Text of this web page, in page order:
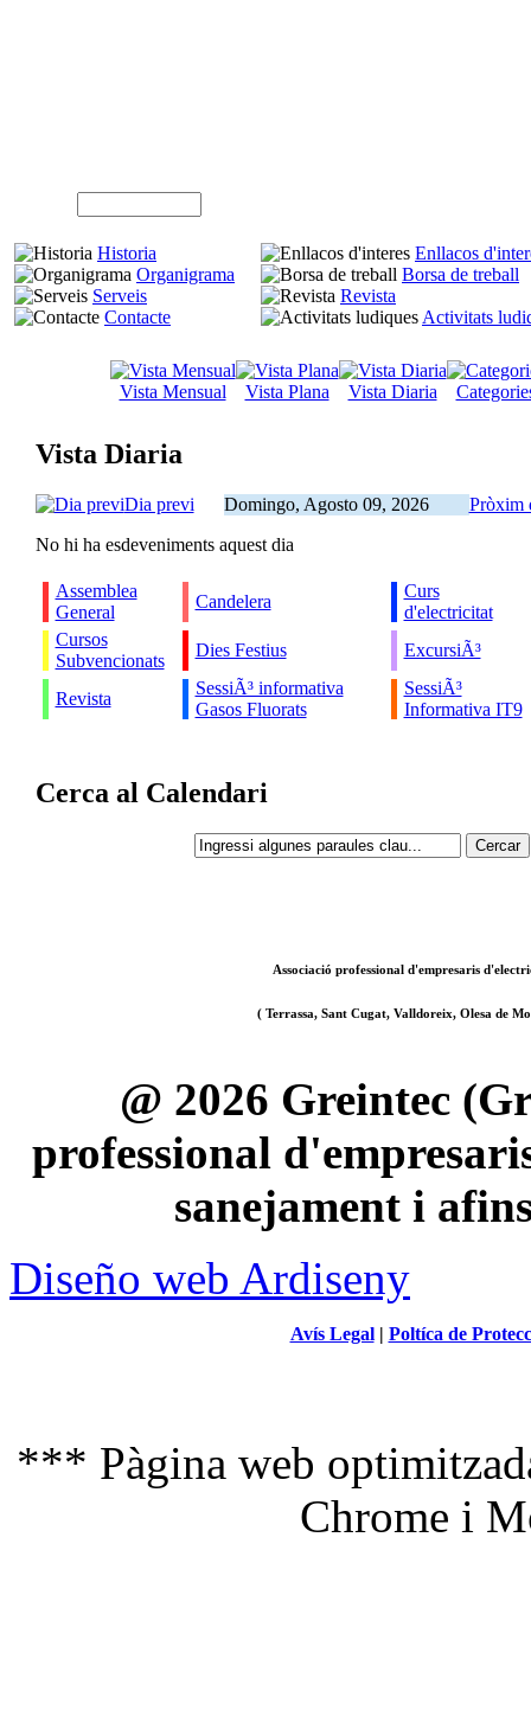
Historia
Organigrama
Serveis
Contacte
Enllacos
Borsa de treball
Revista
Activitats
Vista Mensual Vista Plana Vista Diaria
Vista Diaria
Dia previ Domingo, Agosto 09, 2026
Pròxim
No hi ha esdeveniments aquest dia
Assemblea
General
Candelera
Curs
d'electricitat
Cursos
Subvencionats
Dies Festius ExcursiÃ³
Revista
SessiÃ³ informativa
Gasos Fluorats
SessiÃ³
Informativa IT9
Cerca al Calendari
Associació professional d'empresaris
( Terrassa, Sant Cugat, Valldoreix, Olesa de
@ 2026 Greintec
professional
sanejament i
Diseño web Ardiseny
Avís Legal| Poltíca de
*** Pàgina web
Chrome i